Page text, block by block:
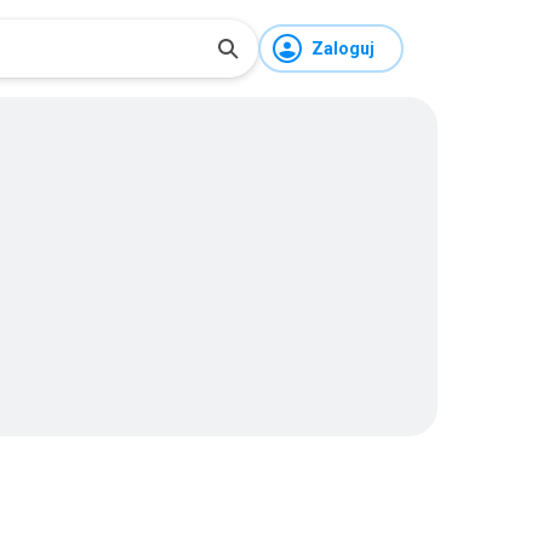
Zaloguj